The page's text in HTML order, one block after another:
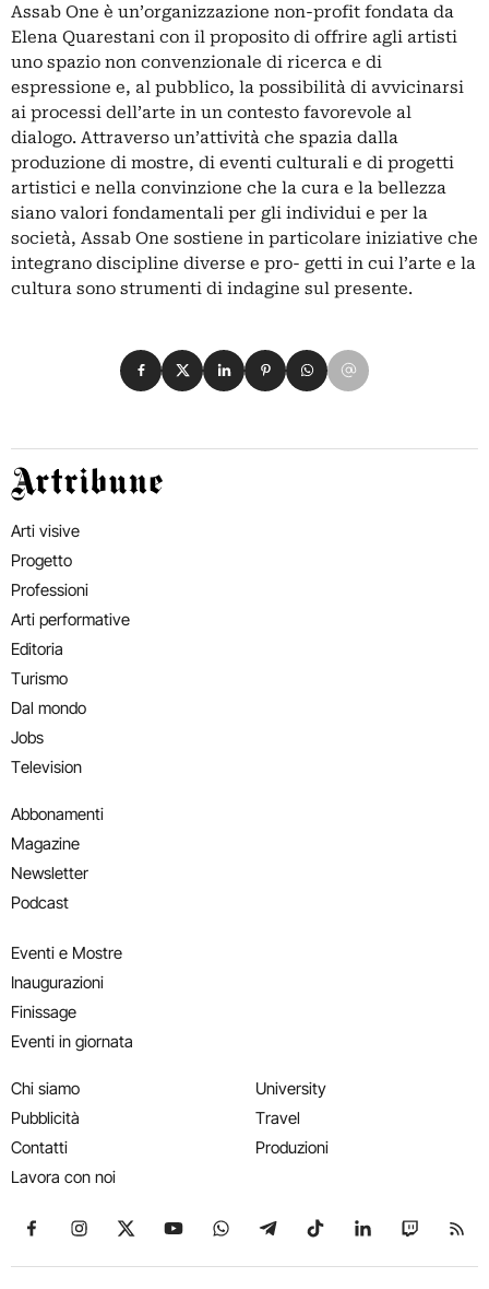
Assab One è un’organizzazione non-profit fondata da
Elena Quarestani con il proposito di offrire agli artisti
uno spazio non convenzionale di ricerca e di
espressione e, al pubblico, la possibilità di avvicinarsi
ai processi dell’arte in un contesto favorevole al
dialogo. Attraverso un’attività che spazia dalla
produzione di mostre, di eventi culturali e di progetti
artistici e nella convinzione che la cura e la bellezza
siano valori fondamentali per gli individui e per la
società, Assab One sostiene in particolare iniziative che
integrano discipline diverse e pro- getti in cui l’arte e la
cultura sono strumenti di indagine sul presente.
Condividi su Facebook
Condividi su X
Condividi su LinkedIn
Condividi su Pinterest
Condividi su WhatsApp
Condividi su Email
Artribune
Arti visive
Progetto
Professioni
Arti performative
Editoria
Turismo
Dal mondo
Jobs
Television
Abbonamenti
Magazine
Newsletter
Podcast
Eventi e Mostre
Inaugurazioni
Finissage
Eventi in giornata
Chi siamo
Pubblicità
Contatti
Lavora con noi
University
Travel
Produzioni
Seguici su Facebook
Seguici su Instagram
Seguici su X
Seguici su YouTube
Seguici su WhatsApp
Seguici su Telegram
Seguici su TikTok
Seguici su
Seguici